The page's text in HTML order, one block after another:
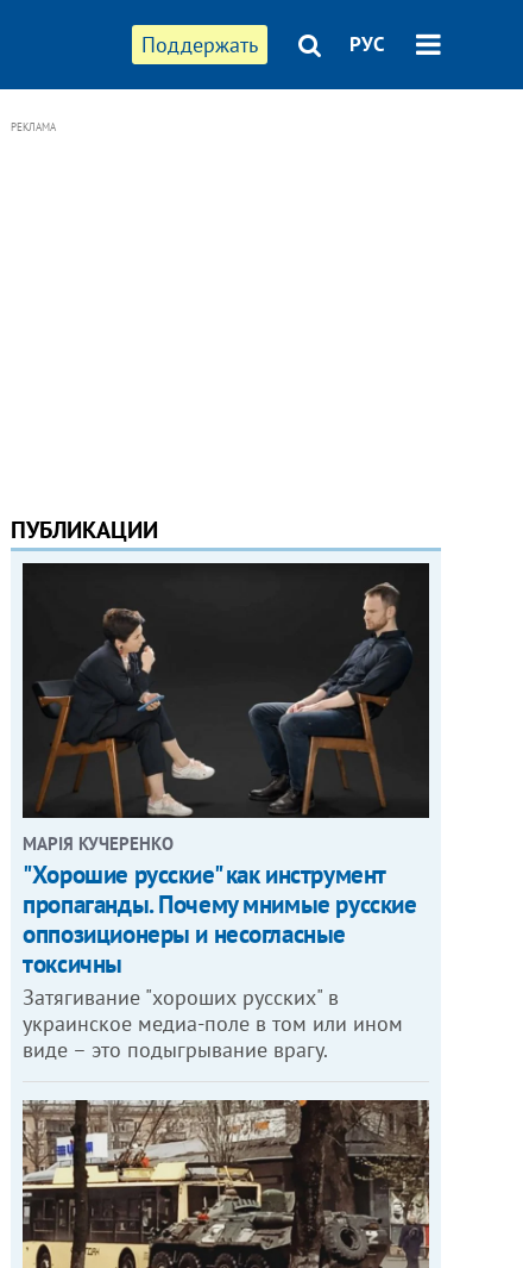
Поддержать РУС
РЕКЛАМА
ПУБЛИКАЦИИ
МАРІЯ КУЧЕРЕНКО
"Хорошие русские" как инструмент
пропаганды. Почему мнимые русские
оппозиционеры и несогласные
токсичны
Затягивание "хороших русских" в
украинское медиа-поле в том или ином
виде – это подыгрывание врагу.